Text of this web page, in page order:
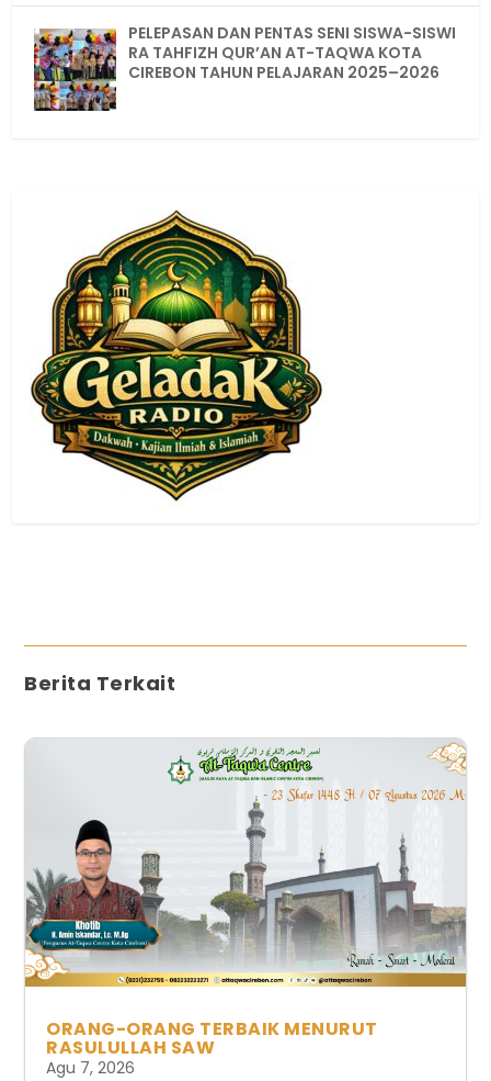
PELEPASAN DAN PENTAS SENI SISWA-SISWI
RA TAHFIZH QUR’AN AT-TAQWA KOTA
CIREBON TAHUN PELAJARAN 2025–2026
Berita Terkait
ORANG-ORANG TERBAIK MENURUT
RASULULLAH SAW
Agu 7, 2026